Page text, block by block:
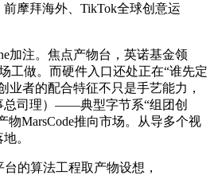
摩拜海外、TikTok全球创意运
注。焦点产物台，英诺基金领
工做。而硬件入口还处正在“谁先定
业者的配合特征不只是手艺能力，
总司理）——典型字节系“组团创
物MarsCode推向市场。从导多个视
。
的算法工程取产物设想，